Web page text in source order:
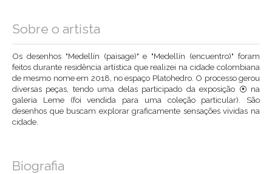
Sobre o artista
Os desenhos "Medellín (paisage)" e "Medellín (encuentro)" foram
feitos durante residência artística que realizei na cidade colombiana
de mesmo nome em 2018, no espaço Platohedro. O processo gerou
diversas peças, tendo uma delas participado da exposição ⦿ na
galeria Leme (foi vendida para uma coleção particular). São
desenhos que buscam explorar graficamente sensações vividas na
cidade.
Biografia